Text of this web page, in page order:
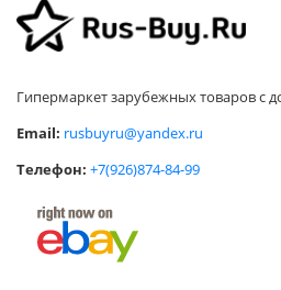
Гипермаркет зарубежных товаров с
Email: rusbuyru@yandex.ru
Телефон: +7(926)874-84-99